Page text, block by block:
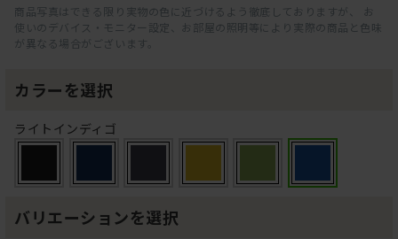
商品写真はできる限り実物の色に近づけるよう徹底しておりますが、 お
使いのデバイス・モニター設定、お部屋の照明等により実際の商品と色味
が異なる場合がございます。
カラーを選択
ライトインディゴ
バリエーションを選択